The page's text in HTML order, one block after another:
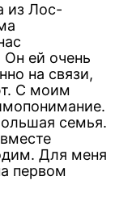
из Лос-
ей очень
на связи,
С моим
семья.
Для меня
первом